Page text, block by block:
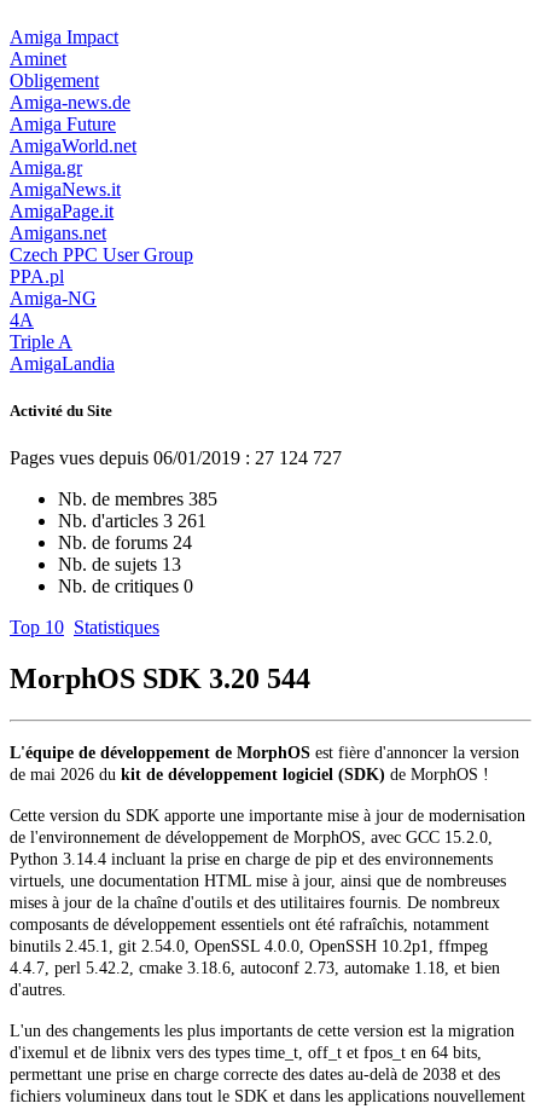
Amiga Impact
Aminet
Obligement
Amiga-news.de
Amiga Future
AmigaWorld.net
Amiga.gr
AmigaNews.it
AmigaPage.it
Amigans.net
Czech PPC User Group
PPA.pl
Amiga-NG
4A
Triple A
AmigaLandia
Activité du Site
Pages vues depuis 06/01/2019 : 27 124 727
Nb. de membres 385
Nb. d'articles 3 261
Nb. de forums 24
Nb. de sujets 13
Nb. de critiques 0
Top 10 Statistiques
MorphOS SDK 3.20 544
L'équipe de développement de MorphOS est fière d'annoncer la version
de mai 2026 du kit de développement logiciel (SDK) de MorphOS !
Cette version du SDK apporte une importante mise à jour de modernisation
de l'environnement de développement de MorphOS, avec GCC 15.2.0,
Python 3.14.4 incluant la prise en charge de pip et des environnements
virtuels, une documentation HTML mise à jour, ainsi que de nombreuses
mises à jour de la chaîne d'outils et des utilitaires fournis. De nombreux
composants de développement essentiels ont été rafraîchis, notamment
binutils 2.45.1, git 2.54.0, OpenSSL 4.0.0, OpenSSH 10.2p1, ffmpeg
4.4.7, perl 5.42.2, cmake 3.18.6, autoconf 2.73, automake 1.18, et bien
d'autres.
L'un des changements les plus importants de cette version est la migration
d'ixemul et de libnix vers des types time_t, off_t et fpos_t en 64 bits,
permettant une prise en charge correcte des dates au-delà de 2038 et des
fichiers volumineux dans tout le SDK et dans les applications nouvellement